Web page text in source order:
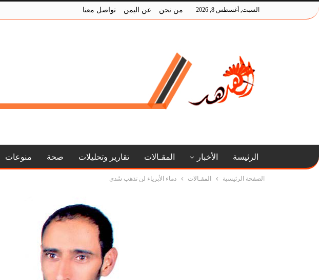
السبت, أغسطس 8, 2026 من نحن عن اليمن تواصل معنا
الرئيسة الأخبار المقـالات تقارير وتحليلات صحة منوعات
الصفحة الرئيسية المقـالات دماء الأبرياء لن تذهب سُدى